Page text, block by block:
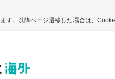
す。以降ページ遷移した場合は、